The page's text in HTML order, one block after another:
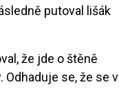
putoval lišák
že jde o štěně
se, že se v